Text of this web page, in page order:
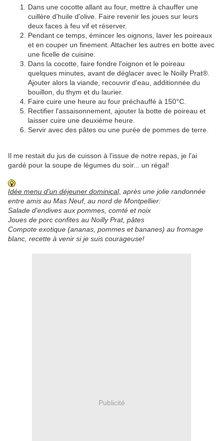
Dans une cocotte allant au four, mettre à chauffer une
cuillère d'huile d'olive. Faire revenir les joues sur leurs
deux faces à feu vif et réserver.
Pendant ce temps, émincer les oignons, laver les poireaux
et en couper un finement. Attacher les autres en botte avec
une ficelle de cuisine.
Dans la cocotte, faire fondre l'oignon et le poireau
quelques minutes, avant de déglacer avec le Noilly Prat®.
Ajouter alors la viande, recouvrir d'eau, additionnée du
bouillon, du thym et du laurier.
Faire cuire une heure au four préchauffé à 150°C.
Rectifier l'assaisonnement, ajouter la botte de poireau et
laisser cuire une deuxième heure.
Servir avec des pâtes ou une purée de pommes de terre.
Il me restait du jus de cuisson à l'issue de notre repas, je l'ai
gardé pour la soupe de légumes du soir... un régal!
Idée menu d'un déjeuner dominical, après une jolie randonnée
entre amis au Mas Neuf, au nord de Montpellier:
Salade d'endives aux pommes, comté et noix
Joues de porc confites au Noilly Prat, pâtes
Compote exotique (ananas, pommes et bananes) au fromage
blanc, recette à venir si je suis courageuse!
Publicité